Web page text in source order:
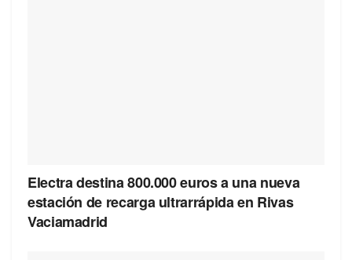
Electra destina 800.000 euros a una nueva
estación de recarga ultrarrápida en Rivas
Vaciamadrid